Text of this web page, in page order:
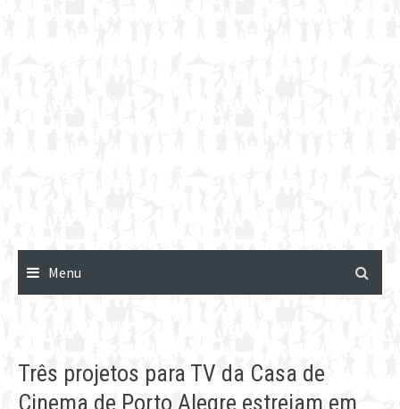
Menu
Três projetos para TV da Casa de
Cinema de Porto Alegre estreiam em